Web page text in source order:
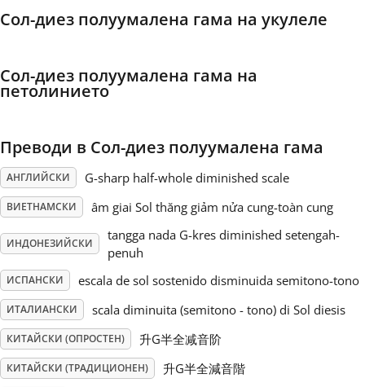
日本語
Português
Русский
Svenska
Tiếng Việt
Сол-диез полуумалена гама на укулеле
Сол-диез полуумалена гама на
петолинието
Преводи в Сол-диез полуумалена гама
АНГЛИЙСКИ G-sharp half-whole diminished scale
ВИЕТНАМСКИ âm giai Sol thăng giảm nửa cung-toàn cung
ИНДОНЕЗИЙСКИ
tangga nada G-kres diminished setengah-
penuh
ИСПАНСКИ escala de sol sostenido disminuida semitono-tono
ИТАЛИАНСКИ scala diminuita (semitono - tono) di Sol diesis
КИТАЙСКИ (ОПРОСТЕН) 升G半全减音阶
КИТАЙСКИ (ТРАДИЦИОНЕН) 升G半全減音階